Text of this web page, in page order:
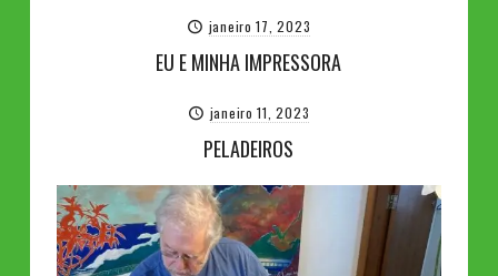
janeiro 17, 2023
EU E MINHA IMPRESSORA
janeiro 11, 2023
PELADEIROS